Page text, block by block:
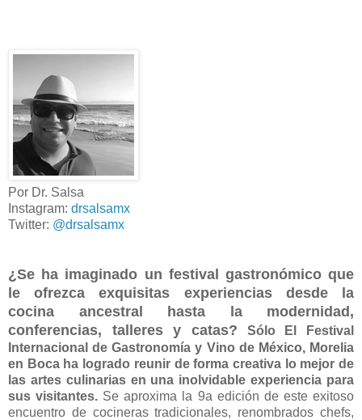
Por Dr. Salsa
Instagram: drsalsamx
Twitter: @drsalsamx
¿Se ha imaginado un festival gastronómico que
le ofrezca exquisitas experiencias desde la
cocina ancestral hasta la modernidad,
conferencias, talleres y catas? Sólo El Festival
Internacional de Gastronomía y Vino de México, Morelia
en Boca ha logrado reunir de forma creativa lo mejor de
las artes culinarias en una inolvidable experiencia para
sus visitantes. Se aproxima la 9a edición de este exitoso
encuentro de cocineras tradicionales, renombrados chefs,